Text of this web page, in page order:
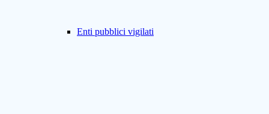
Enti pubblici vigilati